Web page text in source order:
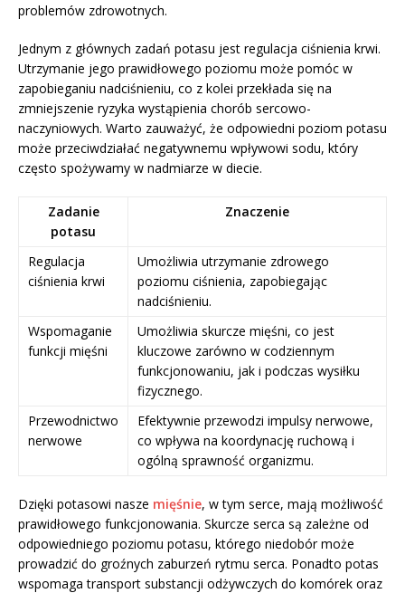
problemów zdrowotnych.
Jednym z głównych zadań potasu jest regulacja ciśnienia krwi.
Utrzymanie jego prawidłowego poziomu może pomóc w
zapobieganiu nadciśnieniu, co z kolei przekłada się na
zmniejszenie ryzyka wystąpienia chorób sercowo-
naczyniowych. Warto zauważyć, że odpowiedni poziom potasu
może przeciwdziałać negatywnemu wpływowi sodu, który
często spożywamy w nadmiarze w diecie.
Zadanie
potasu
Znaczenie
Regulacja
ciśnienia krwi
Umożliwia utrzymanie zdrowego
poziomu ciśnienia, zapobiegając
nadciśnieniu.
Wspomaganie
funkcji mięśni
Umożliwia skurcze mięśni, co jest
kluczowe zarówno w codziennym
funkcjonowaniu, jak i podczas wysiłku
fizycznego.
Przewodnictwo
nerwowe
Efektywnie przewodzi impulsy nerwowe,
co wpływa na koordynację ruchową i
ogólną sprawność organizmu.
Dzięki potasowi nasze mięśnie, w tym serce, mają możliwość
prawidłowego funkcjonowania. Skurcze serca są zależne od
odpowiedniego poziomu potasu, którego niedobór może
prowadzić do groźnych zaburzeń rytmu serca. Ponadto potas
wspomaga transport substancji odżywczych do komórek oraz